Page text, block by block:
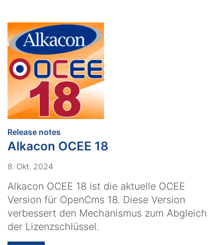
Release notes
Alkacon OCEE 18
8. Okt. 2024
Alkacon OCEE 18 ist die aktuelle OCEE
Version für OpenCms 18. Diese Version
verbessert den Mechanismus zum Abgleich
der Lizenzschlüssel.